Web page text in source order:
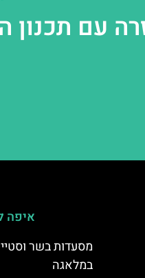
עם
איפה
מסעדות בשר
במלאגה